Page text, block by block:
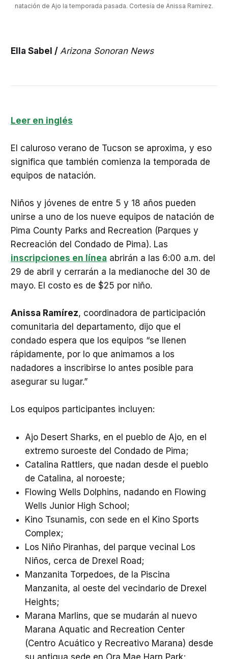
natación de Ajo la temporada pasada. Cortesía de Anissa Ramírez.
Ella Sabel / Arizona Sonoran News
Leer en inglés
El caluroso verano de Tucson se aproxima, y eso
significa que también comienza la temporada de
equipos de natación.
Niños y jóvenes de entre 5 y 18 años pueden
unirse a uno de los nueve equipos de natación de
Pima County Parks and Recreation (Parques y
Recreación del Condado de Pima). Las
inscripciones en línea abrirán a las 6:00 a.m. del
29 de abril y cerrarán a la medianoche del 30 de
mayo. El costo es de $25 por niño.
Anissa Ramírez, coordinadora de participación
comunitaria del departamento, dijo que el
condado espera que los equipos “se llenen
rápidamente, por lo que animamos a los
nadadores a inscribirse lo antes posible para
asegurar su lugar.”
Los equipos participantes incluyen:
Ajo Desert Sharks, en el pueblo de Ajo, en el
extremo suroeste del Condado de Pima;
Catalina Rattlers, que nadan desde el pueblo
de Catalina, al noroeste;
Flowing Wells Dolphins, nadando en Flowing
Wells Junior High School;
Kino Tsunamis, con sede en el Kino Sports
Complex;
Los Niño Piranhas, del parque vecinal Los
Niños, cerca de Drexel Road;
Manzanita Torpedoes, de la Piscina
Manzanita, al oeste del vecindario de Drexel
Heights;
Marana Marlins, que se mudarán al nuevo
Marana Aquatic and Recreation Center
(Centro Acuático y Recreativo Marana) desde
su antigua sede en Ora Mae Harn Park;